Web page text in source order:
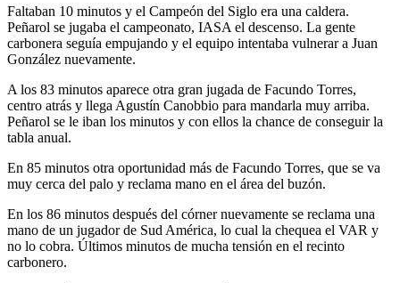
Faltaban 10 minutos y el Campeón del Siglo era una caldera.
Peñarol se jugaba el campeonato, IASA el descenso. La gente
carbonera seguía empujando y el equipo intentaba vulnerar a Juan
González nuevamente.
A los 83 minutos aparece otra gran jugada de Facundo Torres,
centro atrás y llega Agustín Canobbio para mandarla muy arriba.
Peñarol se le iban los minutos y con ellos la chance de conseguir la
tabla anual.
En 85 minutos otra oportunidad más de Facundo Torres, que se va
muy cerca del palo y reclama mano en el área del buzón.
En los 86 minutos después del córner nuevamente se reclama una
mano de un jugador de Sud América, lo cual la chequea el VAR y
no lo cobra. Últimos minutos de mucha tensión en el recinto
carbonero.